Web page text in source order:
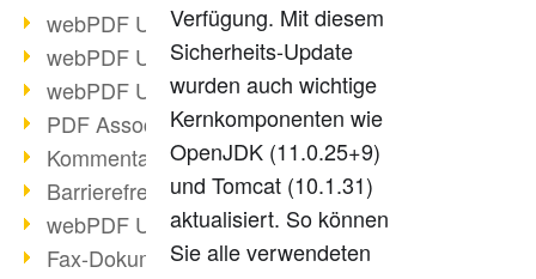
webPDF Update 8.0.0.2376
webPDF Update 8.0.0.2374
webPDF Update 8.0.0.2372
PDF Association 2021 Entwicklungen
Kommentare im PDF einfügen
Barrierefreie PDF-Dokumente (3/3)
webPDF Update 8.0.0.2338
Fax-Dokumente in Workflow
Verfügung. Mit diesem
Sicherheits-Update
wurden auch wichtige
Kernkomponenten wie
OpenJDK (11.0.25+9)
und Tomcat (10.1.31)
aktualisiert. So können
Sie alle verwendeten